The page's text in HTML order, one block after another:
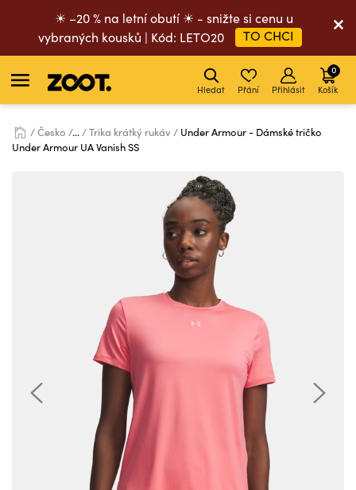
☀ –20 % na letní obutí ☀ - snižte si cenu u
vybraných kousků | Kód: LETO20
TO CHCI
Hledat Přání Přihlásit Košík
0
Česko ... Trika krátký rukáv
Under Armour - Dámské tričko
Under Armour UA Vanish SS